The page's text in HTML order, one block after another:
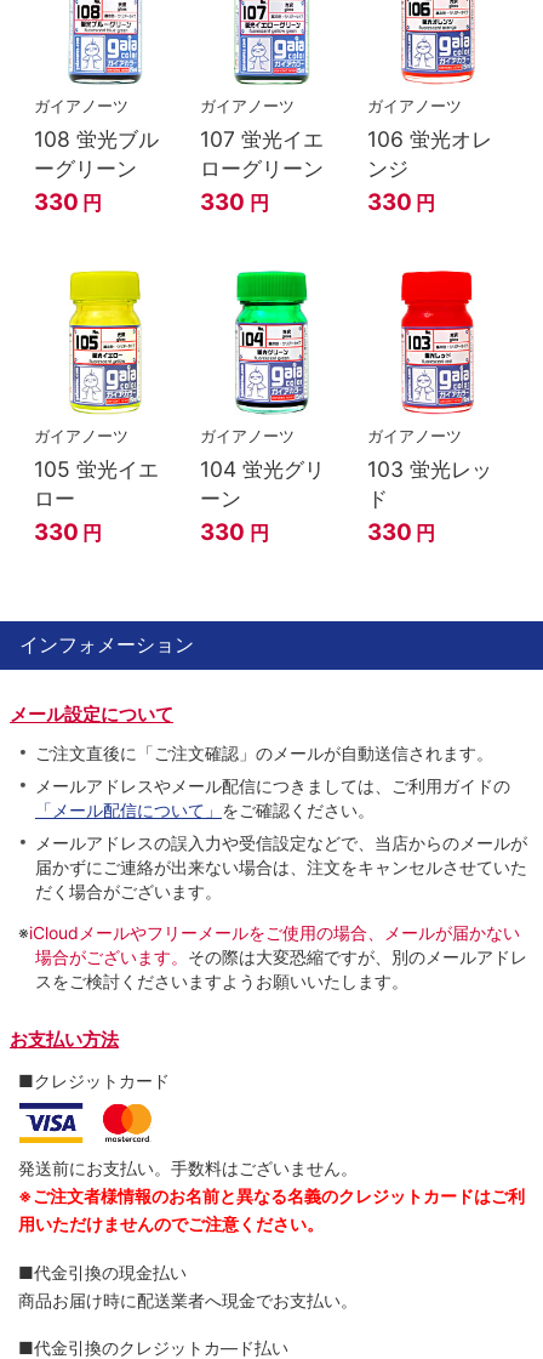
ガイアノーツ
108 蛍光ブル
ーグリーン
330 円
ガイアノーツ
107 蛍光イエ
ローグリーン
330 円
ガイアノーツ
106 蛍光オレ
ンジ
330 円
ガイアノーツ
105 蛍光イエ
ロー
330 円
ガイアノーツ
104 蛍光グリ
ーン
330 円
ガイアノーツ
103 蛍光レッ
ド
330 円
インフォメーション
メール設定について
ご注文直後に「ご注文確認」のメールが自動送信されます。
メールアドレスやメール配信につきましては、ご利用ガイドの
「メール配信について」 をご確認ください。
メールアドレスの誤入力や受信設定などで、当店からのメールが
届かずにご連絡が出来ない場合は、注文をキャンセルさせていた
だく場合がございます。
※iCloudメールやフリーメールをご使用の場合、メールが届かない
場合がございます。 その際は大変恐縮ですが、別のメールアドレ
スをご検討くださいますようお願いいたします。
お支払い方法
■クレジットカード
発送前にお支払い。手数料はございません。
※ご注文者様情報のお名前と異なる名義のクレジットカードはご利
用いただけませんのでご注意ください。
■代金引換の現金払い
商品お届け時に配送業者へ現金でお支払い。
■代金引換のクレジットカ―ド払い